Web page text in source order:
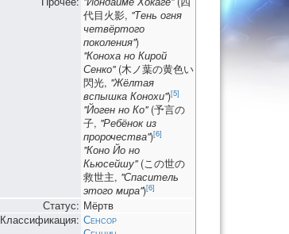
代目火影, "Тень огня
четвёртого
поколения")
"Коноха но Кирой
Сенко"(木ノ葉の黄色い
閃光, "Жёлтая
вспышка Конохи")[5]
"Йоген но Ко"(予言の
子, "Ребёнок из
пророчества")[6]
"Коно Йо но
Кьюсейшу"(この世の
救世主, "Спаситель
этого мира")[6]
Статус: Мёртв
Классификация: Сенсор